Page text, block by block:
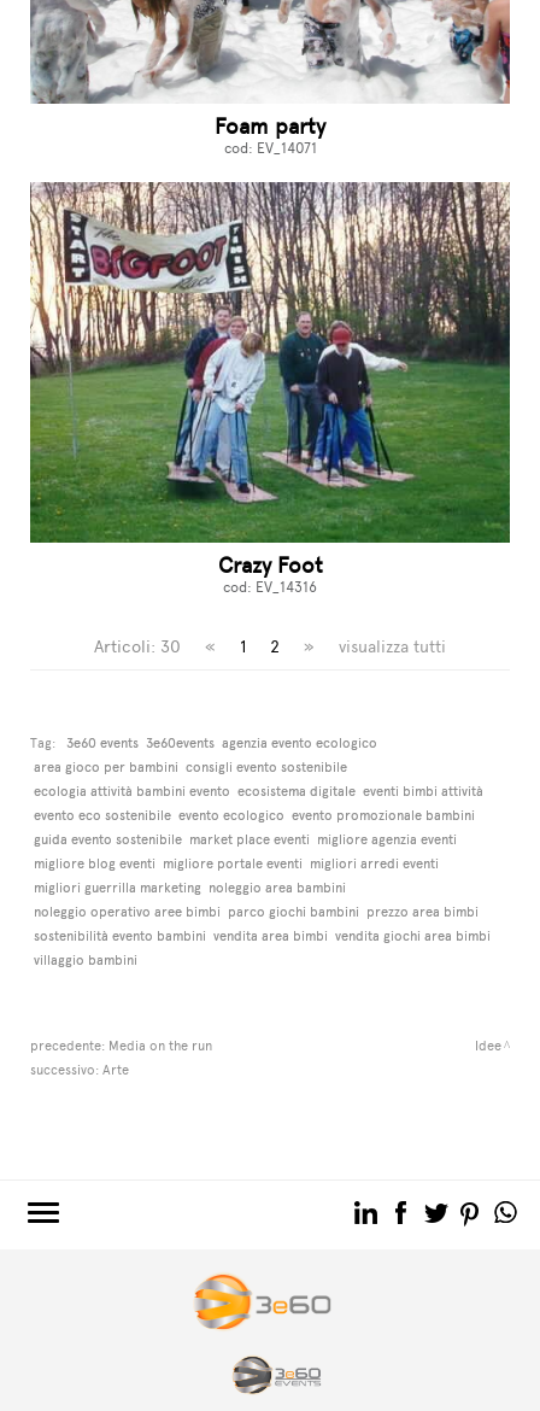
Foam party
cod: EV_14071
Crazy Foot
cod: EV_14316
Articoli: 30 « 1 2 » visualizza tutti
Tag: 3e60 events 3e60events agenzia evento ecologico
area gioco per bambini consigli evento sostenibile
ecologia attività bambini evento ecosistema digitale eventi bimbi attività
evento eco sostenibile evento ecologico evento promozionale bambini
guida evento sostenibile market place eventi migliore agenzia eventi
migliore blog eventi migliore portale eventi migliori arredi eventi
migliori guerrilla marketing noleggio area bambini
noleggio operativo aree bimbi parco giochi bambini prezzo area bimbi
sostenibilità evento bambini vendita area bimbi vendita giochi area bimbi
villaggio bambini
precedente: Media on the run
successivo: Arte
Idee